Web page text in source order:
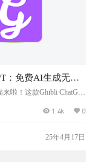
：免费AI生成无限
，无需注册，支持
啦！这款Ghibli ChatGP
，还是设计师寻找灵感，
。特别推荐给追求创意和
你的每张图片都充满奇幻
1.4k 0
25年4月17日